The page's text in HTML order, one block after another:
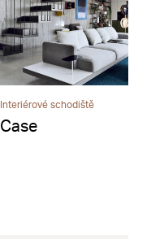
Interiérové schodiště
Case